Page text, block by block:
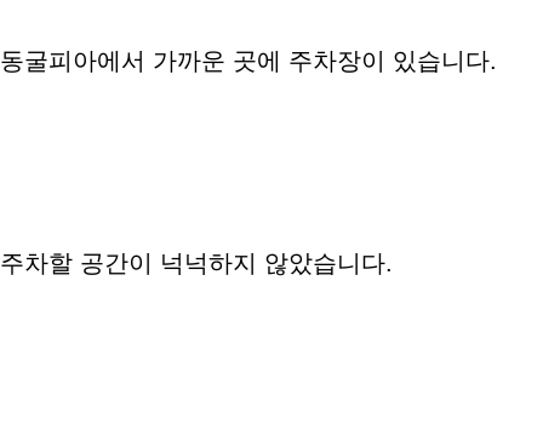
동굴피아에서 가까운 곳에 주차장이 있습니다.
주차할 공간이 넉넉하지 않았습니다.